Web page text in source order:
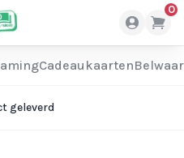
0
Cadeaukaarten
geleverd